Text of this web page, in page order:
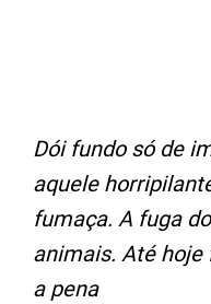
Dói fundo só de
aquele
fumaça. A fuga
animais. Até hoje
a pena